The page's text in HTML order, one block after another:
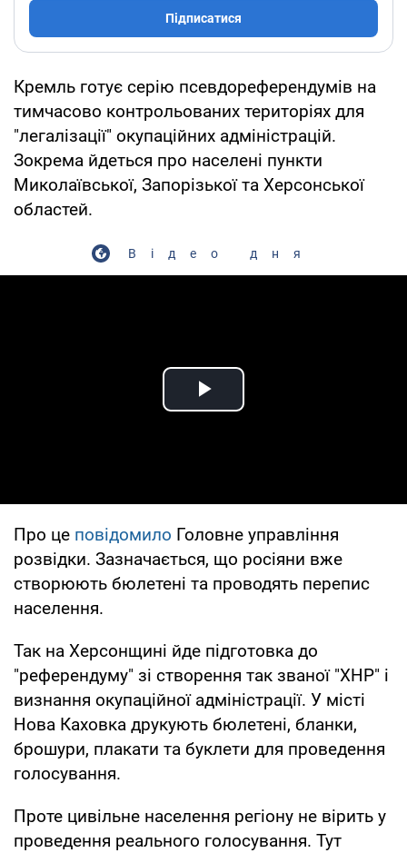
Підписатися
Кремль готує серію псевдореферендумів на
тимчасово контрольованих територіях для
"легалізації" окупаційних адміністрацій.
Зокрема йдеться про населені пункти
Миколаївської, Запорізької та Херсонської
областей.
Відео дня
Play Video
Про це повідомило Головне управління
розвідки. Зазначається, що росіяни вже
створюють бюлетені та проводять перепис
населення.
Так на Херсонщині йде підготовка до
"референдуму" зі створення так званої "ХНР" і
визнання окупаційної адміністрації. У місті
Нова Каховка друкують бюлетені, бланки,
брошури, плакати та буклети для проведення
голосування.
Проте цивільне населення регіону не вірить у
проведення реального голосування. Тут